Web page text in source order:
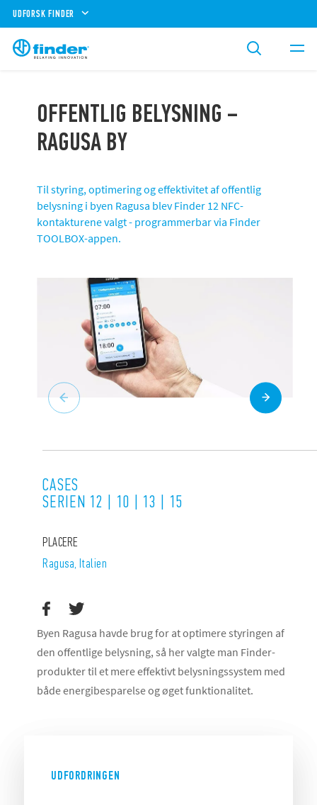
UDFORSK FINDER
OFFENTLIG BELYSNING –
RAGUSA BY
Til styring, optimering og effektivitet af offentlig
belysning i byen Ragusa blev Finder 12 NFC-
kontakturene valgt - programmerbar via Finder
TOOLBOX-appen.
CASES
SERIEN 12 | 10 | 13 | 15
PLACERE
Ragusa, Italien
Byen Ragusa havde brug for at optimere styringen af
den offentlige belysning, så her valgte man Finder-
produkter til et mere effektivt belysningssystem med
både energibesparelse og øget funktionalitet.
UDFORDRINGEN